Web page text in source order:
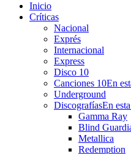
Inicio
Críticas
Nacional
Exprés
Internacional
Express
Disco 10
Canciones 10En
Underground
DiscografíasEn
Gamma Ray
Blind
Metallica
Redemption